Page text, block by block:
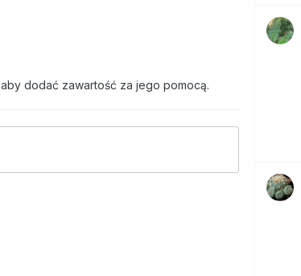
aby dodać zawartość za jego pomocą.